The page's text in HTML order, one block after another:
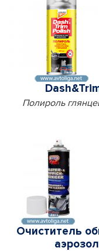
Полироль
Очиститель